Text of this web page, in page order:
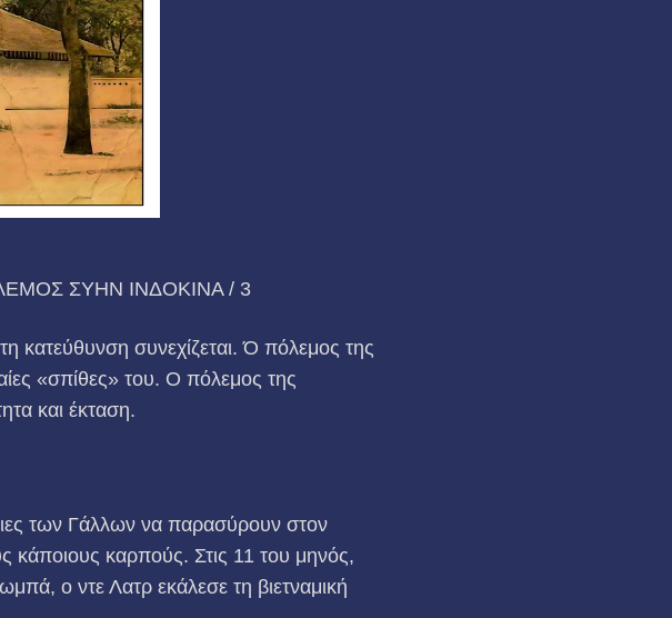
ΣΥΗΝ ΙΝΔΟΚΙΝΑ / 3
κατεύθυνση συνεχίζεται. Ό πόλεμος της
«σπίθες» του. Ο πόλεμος της
και έκταση.
των Γάλλων να παρασύρουν στον
κάποιους καρπούς. Στις 11 του μηνός,
ο ντε Λατρ εκάλεσε τη βιετναμική